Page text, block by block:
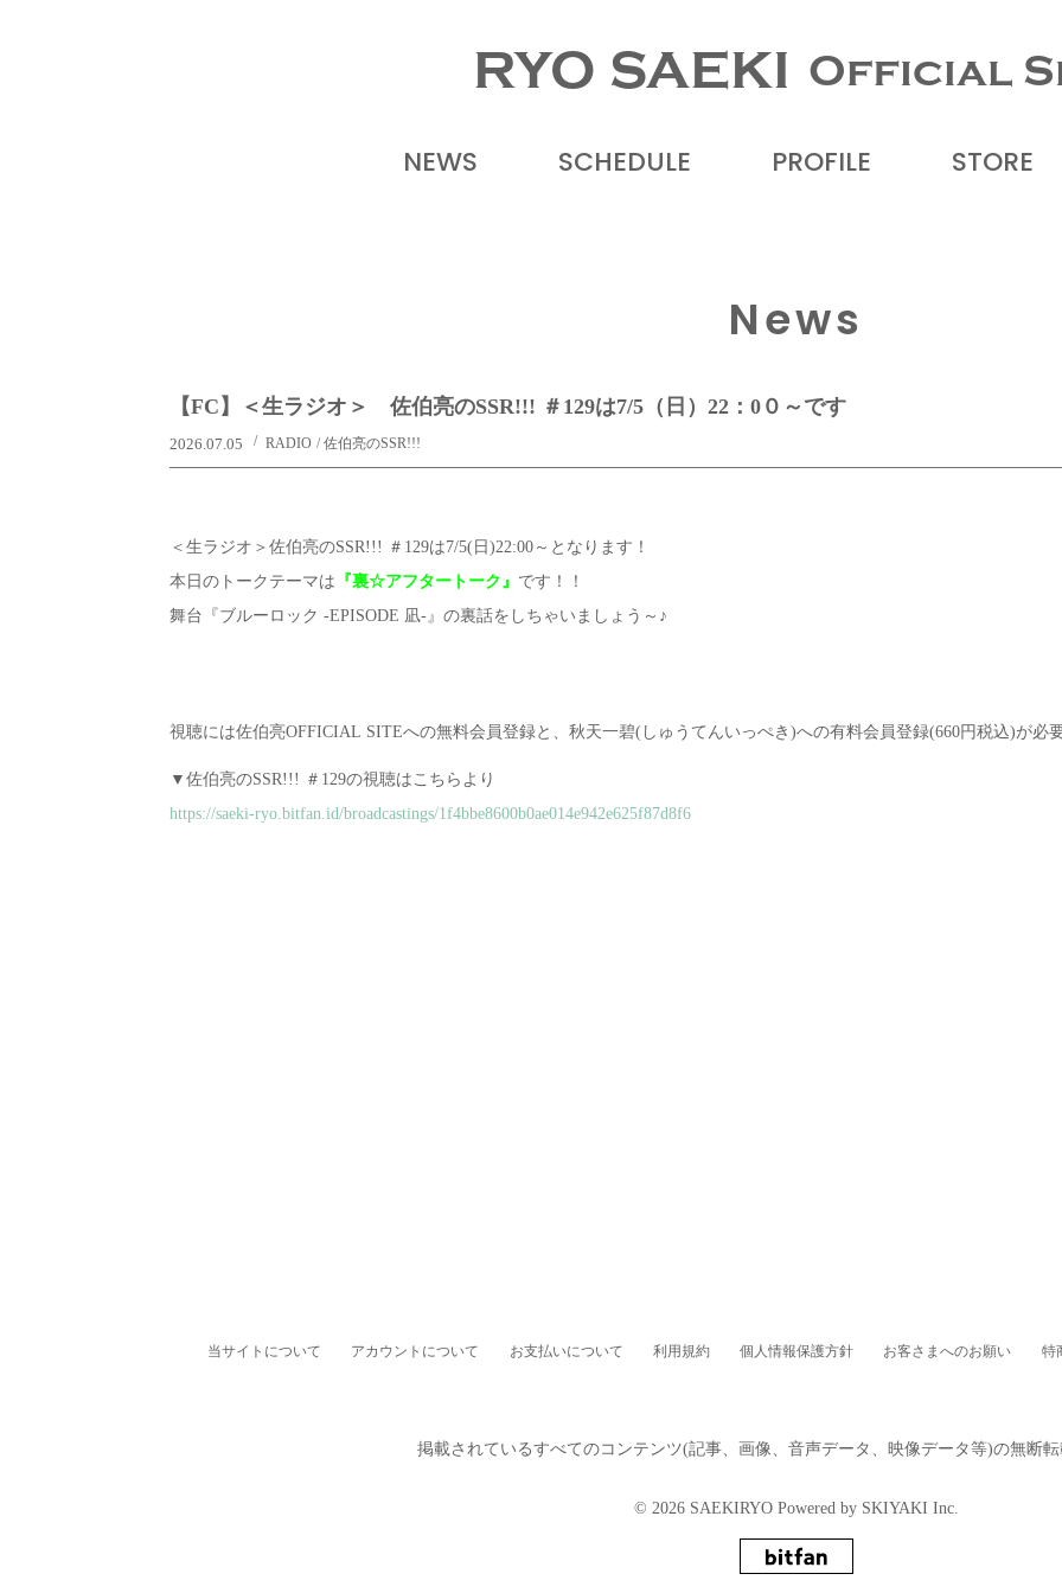
RYO SAEKI Official
NEWS SCHEDULE PROFILE STORE
News
【FC】＜生ラジオ＞ 佐伯亮のSSR!!! ＃129は7/5（日）22：0０～です
2026.07.05 RADIO 佐伯亮のSSR!!!
＜生ラジオ＞佐伯亮のSSR!!! ＃129は7/5(日)22:00～となります！
本日のトークテーマは 『裏☆アフタートーク』 です！！
舞台『ブルーロック -EPISODE 凪-』の裏話をしちゃいましょう～♪
視聴には佐伯亮OFFICIAL SITEへの無料会員登録と、秋天一碧(しゅうてんいっぺき)への有料会員登録(660円税込)が必
▼佐伯亮のSSR!!! ＃129の視聴はこちらより
https://saeki-ryo.bitfan.id/broadcastings/1f4bbe8600b0ae014e942e625f87d8f6
当サイトについて アカウントについて お支払いについて 利用規約 個人情報保護方針 お客さまへのお願い 特
掲載されているすべてのコンテンツ(記事、画像、音声データ、映像データ等)の無断
© 2026 SAEKIRYO Powered by SKIYAKI Inc.